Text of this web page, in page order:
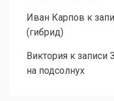
Иван Карпов к
(гибрид)
Виктория к записи
на подсолнух